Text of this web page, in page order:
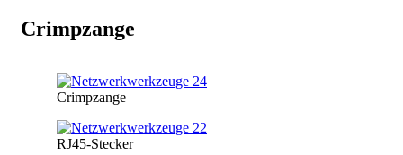
Crimpzange
Bild
Crimpzange
Bild
RJ45-Stecker